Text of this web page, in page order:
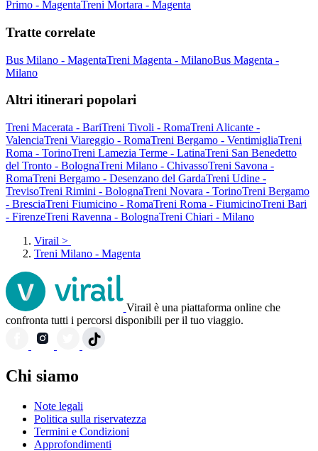
Primo - MagentaTreni Mortara - Magenta
Tratte correlate
Bus Milano - MagentaTreni Magenta - MilanoBus Magenta -
Milano
Altri itinerari popolari
Treni Macerata - BariTreni Tivoli - RomaTreni Alicante -
ValenciaTreni Viareggio - RomaTreni Bergamo - VentimigliaTreni
Roma - TorinoTreni Lamezia Terme - LatinaTreni San Benedetto
del Tronto - BolognaTreni Milano - ChivassoTreni Savona -
RomaTreni Bergamo - Desenzano del GardaTreni Udine -
TrevisoTreni Rimini - BolognaTreni Novara - TorinoTreni Bergamo
- BresciaTreni Fiumicino - RomaTreni Roma - FiumicinoTreni Bari
- FirenzeTreni Ravenna - BolognaTreni Chiari - Milano
Virail >
Treni Milano - Magenta
Virail è una piattaforma online che
confronta tutti i percorsi disponibili per il tuo viaggio.
Chi siamo
Note legali
Politica sulla riservatezza
Termini e Condizioni
Approfondimenti